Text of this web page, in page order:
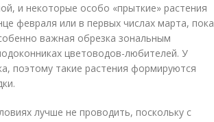
и некоторые особо «прыткие» растения
февраля или в первых числах марта, пока
важная обрезка зональным
цветоводов-любителей. У
поэтому такие растения формируются
лучше не проводить, поскольку с